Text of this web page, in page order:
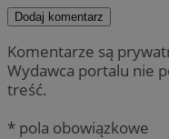
Dodaj komentarz
Komentarze są
Wydawca portalu nie
treść.
* pola obowiązkowe